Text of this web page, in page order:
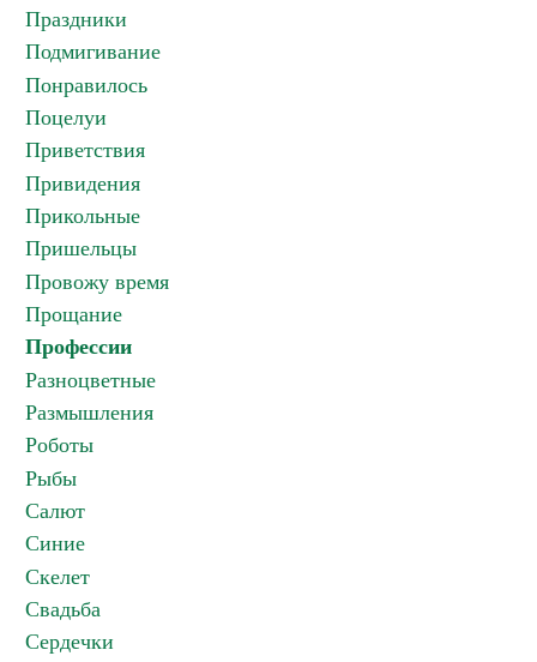
Праздники
Подмигивание
Понравилось
Поцелуи
Приветствия
Привидения
Прикольные
Пришельцы
Провожу время
Прощание
Профессии
Разноцветные
Размышления
Роботы
Рыбы
Салют
Синие
Скелет
Свадьба
Сердечки